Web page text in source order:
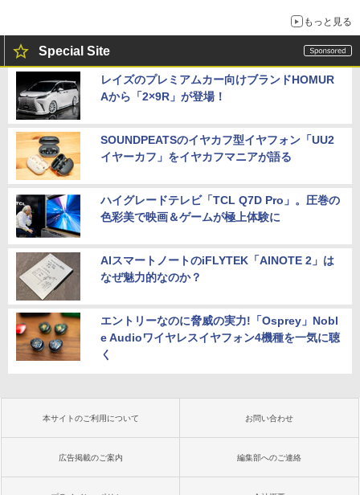
もっと見る
Special Site
レイズのプレミアムカー向けブランドHOMUR
Aから「2×9R」が登場！
SOUNDPEATSのイヤカフ型イヤフォン「UU2
イヤーカフ」をイヤカフマニアが語る
ハイグレードテレビ「TCL Q7D Pro」。圧巻の
色彩美で映画＆ゲームが極上体験に
AIスマートノートのiFLYTEK「AINOTE 2」は
なぜ魅力的なのか？
エントリーなのに脅威の実力!「Osprey」Nobl
e Audioワイヤレスイヤフォン4機種を一気に聴
く
本サイトのご利用について お問い合わせ
広告掲載のご案内 編集部へのご連絡